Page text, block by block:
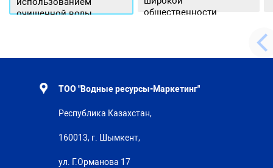
очищенной воды
общественности.
ТОО "Водные ресурсы-Маркетинг"
Республика Казахстан,
160013, г. Шымкент,
ул. Г.Орманова 17